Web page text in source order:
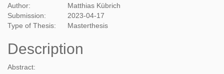
Author:
Matthias Kübrich
Submission:
2023-04-17
Type of Thesis:
Masterthesis
Description
Abstract: